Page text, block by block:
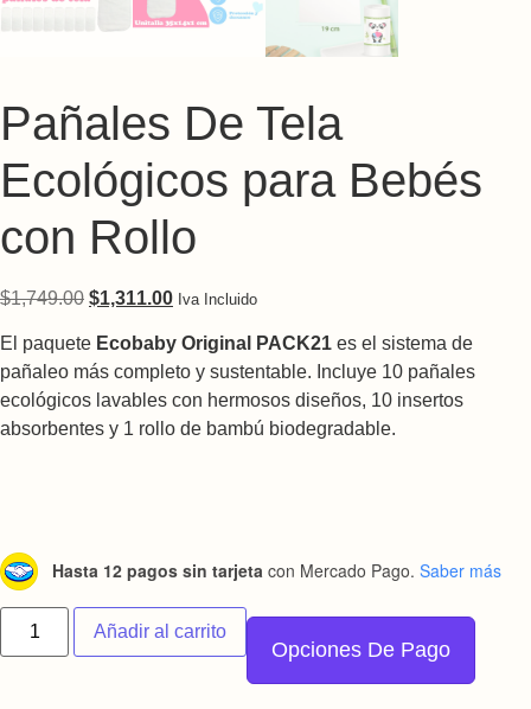
Pañales De Tela
Ecológicos para Bebés
con Rollo
$1,749.00 Original price was: $1,749.00.
$1,311.00Current price is: $1,311.00.
Iva Incluido
El paquete Ecobaby Original PACK21 es el sistema de
pañaleo más completo y sustentable. Incluye 10 pañales
ecológicos lavables con hermosos diseños, 10 insertos
absorbentes y 1 rollo de bambú biodegradable.
Hasta 12 pagos sin tarjeta con Mercado Pago. Saber más
Pañales De Tela Ecológicos para Bebés con Rollo cantidad
Añadir al carrito
Opciones De Pago